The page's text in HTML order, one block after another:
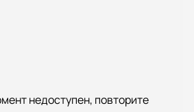
недоступен, повторите